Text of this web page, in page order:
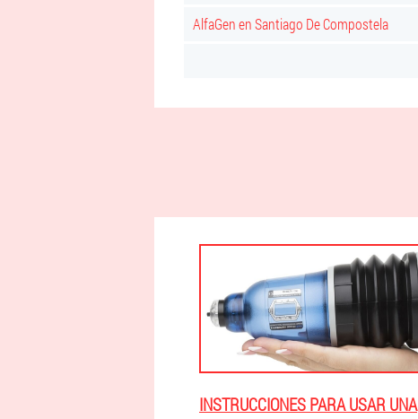
AlfaGen en Santiago De Compostela
INSTRUCCIONES PARA USAR UNA